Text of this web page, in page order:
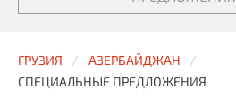
ГРУЗИЯ
АЗЕРБАЙДЖАН
СПЕЦИАЛЬНЫЕ ПРЕДЛОЖЕНИЯ